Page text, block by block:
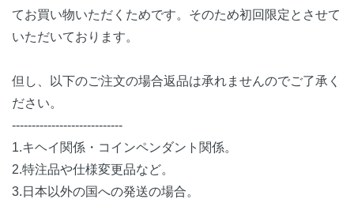
てお買い物いただくためです。そのため初回限定とさせて
いただいております。
但し、以下のご注文の場合返品は承れませんのでご了承く
ださい。
----------------------------
1.キヘイ関係・コインペンダント関係。
2.特注品や仕様変更品など。
3.日本以外の国への発送の場合。